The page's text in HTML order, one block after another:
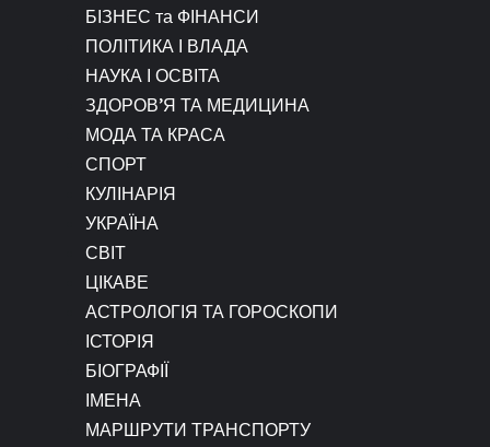
БІЗНЕС та ФІНАНСИ
ПОЛІТИКА І ВЛАДА
НАУКА І ОСВІТА
ЗДОРОВ’Я ТА МЕДИЦИНА
МОДА ТА КРАСА
СПОРТ
КУЛІНАРІЯ
УКРАЇНА
СВІТ
ЦІКАВЕ
АСТРОЛОГІЯ ТА ГОРОСКОПИ
ІСТОРІЯ
БІОГРАФІЇ
ІМЕНА
МАРШРУТИ ТРАНСПОРТУ